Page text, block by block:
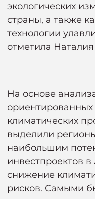
экологических
страны, а также
технологии
отметила
На основе
климатических
выделили
наибольшим
инвестпроектов
снижение
рисков. Самыми